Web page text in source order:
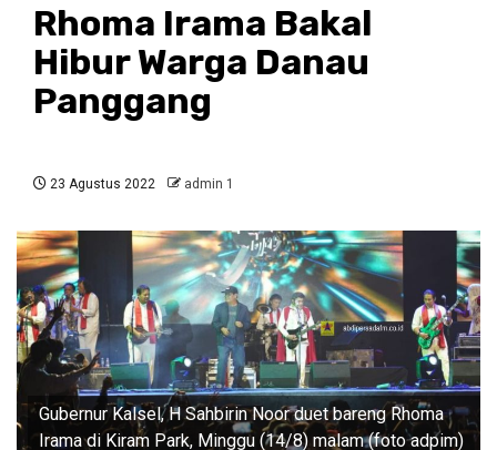
Rhoma Irama Bakal
Hibur Warga Danau
Panggang
23 Agustus 2022 admin 1
Gubernur Kalsel, H Sahbirin Noor duet bareng Rhoma
Irama di Kiram Park, Minggu (14/8) malam (foto adpim)